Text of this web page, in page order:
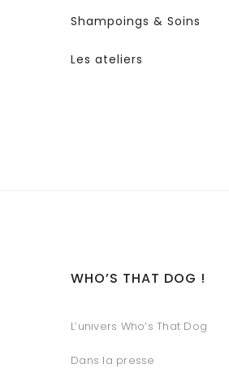
Shampoings & Soins
Les ateliers
WHO’S THAT DOG !
L’univers Who’s That Dog
Dans la presse